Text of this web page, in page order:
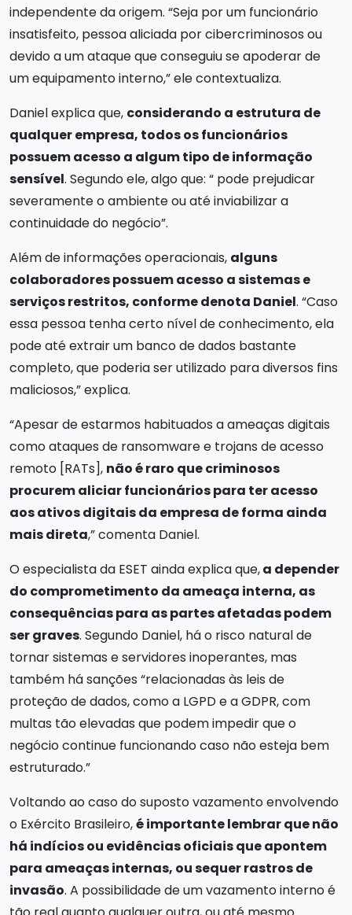
independente da origem. “Seja por um funcionário
insatisfeito, pessoa aliciada por cibercriminosos ou
devido a um ataque que conseguiu se apoderar de
um equipamento interno,” ele contextualiza.
Daniel explica que, considerando a estrutura de
qualquer empresa, todos os funcionários
possuem acesso a algum tipo de informação
sensível. Segundo ele, algo que: “ pode prejudicar
severamente o ambiente ou até inviabilizar a
continuidade do negócio”.
Além de informações operacionais, alguns
colaboradores possuem acesso a sistemas e
serviços restritos, conforme denota Daniel. “Caso
essa pessoa tenha certo nível de conhecimento, ela
pode até extrair um banco de dados bastante
completo, que poderia ser utilizado para diversos fins
maliciosos,” explica.
“Apesar de estarmos habituados a ameaças digitais
como ataques de ransomware e trojans de acesso
remoto [RATs], não é raro que criminosos
procurem aliciar funcionários para ter acesso
aos ativos digitais da empresa de forma ainda
mais direta,” comenta Daniel.
O especialista da ESET ainda explica que,a depender
do comprometimento da ameaça interna, as
consequências para as partes afetadas podem
ser graves. Segundo Daniel, há o risco natural de
tornar sistemas e servidores inoperantes, mas
também há sanções “relacionadas às leis de
proteção de dados, como a LGPD e a GDPR, com
multas tão elevadas que podem impedir que o
negócio continue funcionando caso não esteja bem
estruturado.”
Voltando ao caso do suposto vazamento envolvendo
o Exército Brasileiro,é importante lembrar que não
há indícios ou evidências oficiais que apontem
para ameaças internas, ou sequer rastros de
invasão. A possibilidade de um vazamento interno é